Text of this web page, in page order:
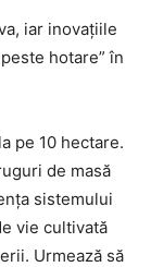
iar inovațiile
hotare” în
pe 10 hectare.
de masă
sistemului
vie cultivată
Urmează să